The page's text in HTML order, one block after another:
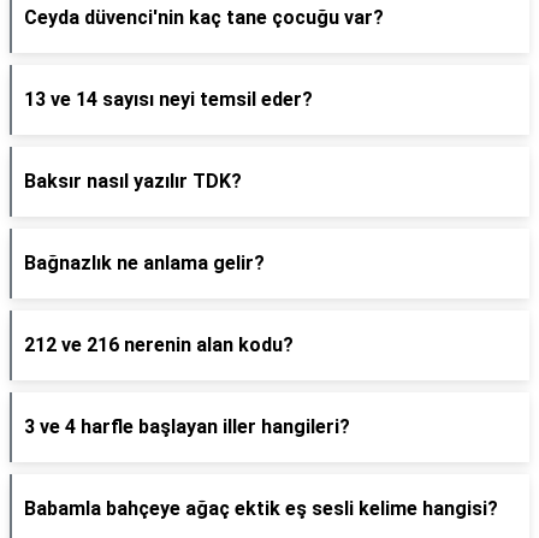
Ceyda düvenci'nin kaç tane çocuğu var?
13 ve 14 sayısı neyi temsil eder?
Baksır nasıl yazılır TDK?
Bağnazlık ne anlama gelir?
212 ve 216 nerenin alan kodu?
3 ve 4 harfle başlayan iller hangileri?
Babamla bahçeye ağaç ektik eş sesli kelime hangisi?